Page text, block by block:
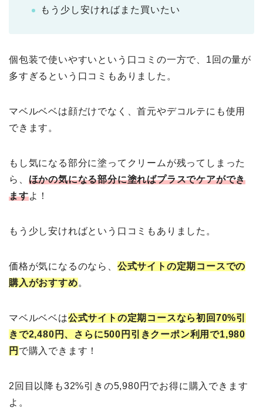
もう少し安ければまた買いたい
個包装で使いやすいという口コミの一方で、1回の量が
多すぎるという口コミもありました。
マベルベベは顔だけでなく、首元やデコルテにも使用
できます。
もし気になる部分に塗ってクリームが残ってしまった
ら、 ほかの気になる部分に塗ればプラスでケアができ
ますよ！
もう少し安ければという口コミもありました。
価格が気になるのなら、 公式サイトの定期コースでの
購入がおすすめ。
マベルベベは公式サイトの定期コースなら初回70%引
きで2,480円、さらに500円引きクーポン利用で1,980
円 で購入できます！
2回目以降も32%引きの5,980円でお得に購入できます
よ。